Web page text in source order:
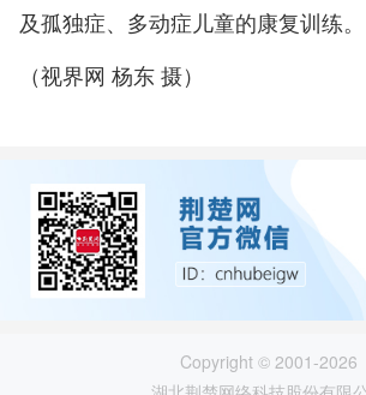
及孤独症、多动症儿童的康复训练。
（视界网 杨东 摄）
Copyright © 2001-2026